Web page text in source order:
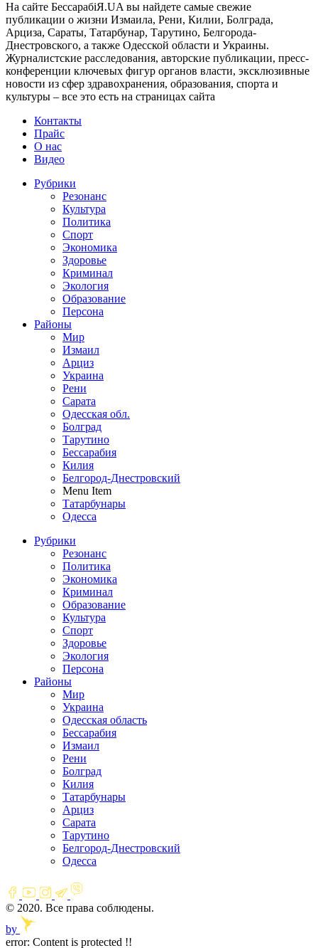
На сайте БессарабіЯ.UA вы найдете самые свежие
публикации о жизни Измаила, Рени, Килии, Болграда,
Арциза, Сараты, Татарбунар, Тарутино, Белгорода-
Днестровского, а также Одесской области и Украины.
Журналистские расследования, авторские публикации, пресс-
конференции ключевых фигур органов власти, эксклюзивные
новости из сфер здравохранения, образования, спорта и
культуры – все это есть на страницах сайта
Контакты
Прайс
О нас
Видео
Рубрики
Резонанс
Культура
Политика
Спорт
Экономика
Здоровье
Криминал
Экология
Образование
Персона
Районы
Мир
Измаил
Арциз
Украина
Рени
Сарата
Одесская обл.
Болград
Тарутино
Бессарабия
Килия
Белгород-Днестровский
Menu Item
Татарбунары
Одесса
Рубрики
Резонанс
Политика
Экономика
Криминал
Образование
Культура
Спорт
Здоровье
Экология
Персона
Районы
Мир
Украина
Одесская область
Бессарабия
Измаил
Рени
Болград
Килия
Татарбунары
Арциз
Сарата
Тарутино
Белгород-Днестровский
Одесса
© 2020. Все права соблюдены.
by
error: Content is protected !!